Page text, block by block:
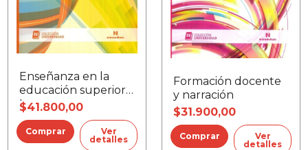
Enseñanza en la
educación superior,
La
$41.800,00
Ver
detalles
Formación docente
y narración
$31.900,00
Ver
detalles